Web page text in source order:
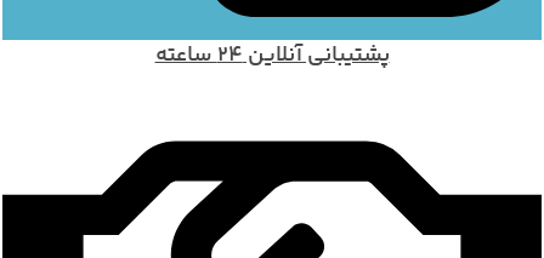
پشتیبانی آنلاین 24 ساعته